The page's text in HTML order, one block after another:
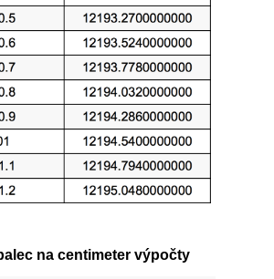
na centimeter výpočty